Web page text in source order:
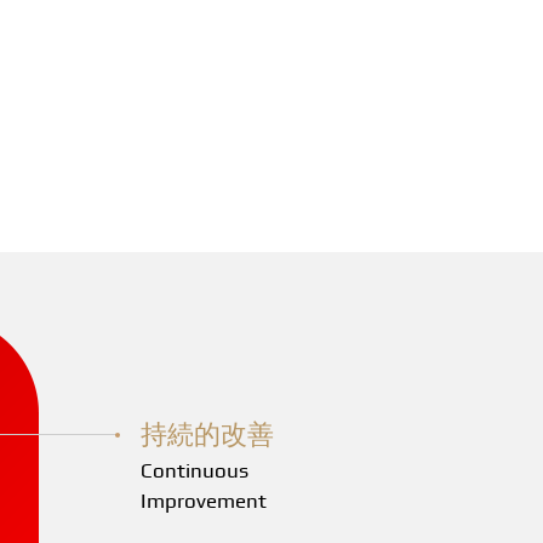
持続的改善
Continuous
Improvement